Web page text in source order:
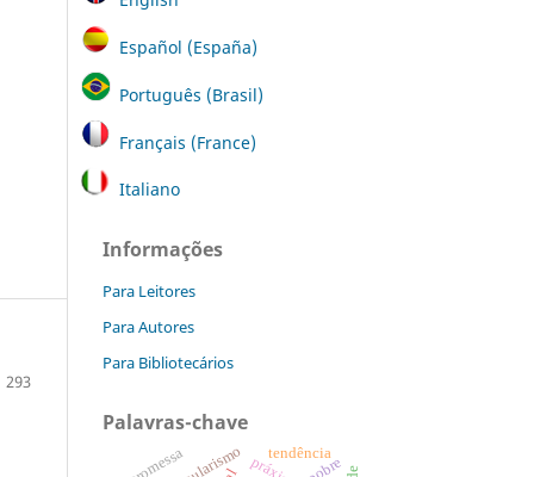
293
Español (España)
Português (Brasil)
Français (France)
Italiano
Informações
Para Leitores
Para Autores
Para Bibliotecários
Palavras-chave
tendência
promessa